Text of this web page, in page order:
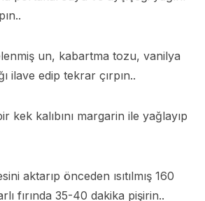
un, kabartma tozu, vanilya
ilave edip tekrar çırpın..
kek kalıbını margarin ile yağlayıp
aktarıp önceden ısıtılmış 160
fırında 35-40 dakika pişirin..